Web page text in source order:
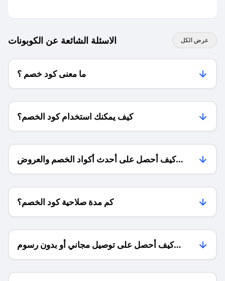
الاسئلة الشائعة عن الكوبونات عرض الكل
ما معنى كود خصم ؟
كيف يمكنك استخدام كود الخصم؟
كيف أحصل على أحدث أكواد الخصم والعروض
للمتاجر؟
كم مدة صلاحية كود الخصم؟
كيف أحصل على توصيل مجاني أو بدون رسوم
الشحن ؟